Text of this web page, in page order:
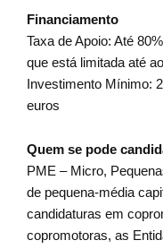
Financiamento
Taxa de Apoio: Até
que está limitada até
Investimento Mínimo:
euros
Quem se pode
PME – Micro,
de pequena-média
candidaturas em
copromotoras, as